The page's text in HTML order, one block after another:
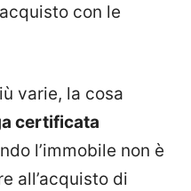
con le
varie, la cosa
certificata
l’immobile non è
all’acquisto di